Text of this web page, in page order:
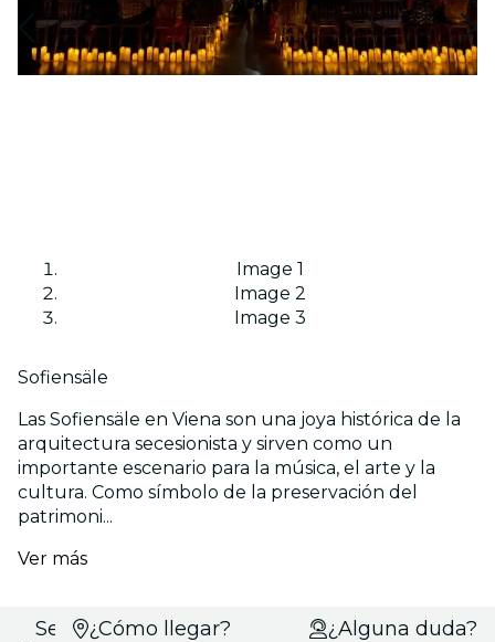
Image 1
Image 2
Image 3
Sofiensäle
Las Sofiensäle en Viena son una joya histórica de la
arquitectura secesionista y sirven como un
importante escenario para la música, el arte y la
cultura. Como símbolo de la preservación del
patrimoni...
Ver más
Selecciona¿Cómo llegar? ¿Alguna duda?